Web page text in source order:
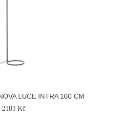
LUCE INTRA 160 CM
2183 Kč